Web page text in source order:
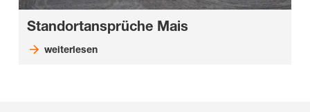
Standortansprüche Mais
weiterlesen